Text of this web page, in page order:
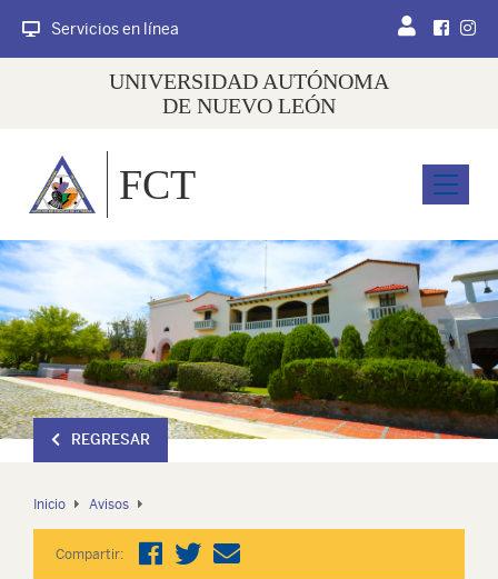
Servicios en línea
UNIVERSIDAD AUTÓNOMA
DE NUEVO LEÓN
Menu
FCT
REGRESAR
Inicio Avisos
Compartir: